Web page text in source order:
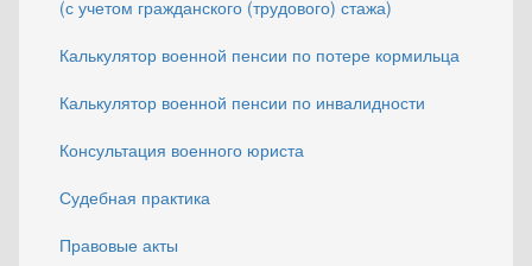
(с учетом гражданского (трудового) стажа)
Калькулятор военной пенсии по потере кормильца
Калькулятор военной пенсии по инвалидности
Консультация военного юриста
Судебная практика
Правовые акты